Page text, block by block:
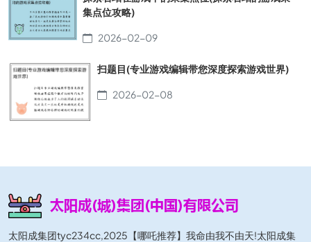
集点位攻略)
2026-02-09
扫题目(专业游戏编辑带您深度探索游戏世界)
2026-02-08
太阳成集团tyc234cc,2025【哪吒推荐】我命由我不由天!太阳成集